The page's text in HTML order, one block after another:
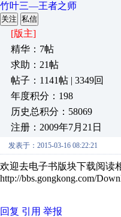
竹叶三—王者之师
关注 私信
[版主]
精华：7帖
求助：21帖
帖子：1141帖 | 3349回
年度积分：198
历史总积分：58069
注册：2009年7月21日
发表于：2015-03-16 08:22:21
欢迎去电子书版块下载
http://bbs.gongkong.com/
回复 引用 举报